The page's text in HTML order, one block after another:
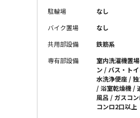
駐輪場
なし
バイク置場
なし
共用部設備
鉄筋系
専有部設備
室内洗濯機置
ン / バス・ト
水洗浄便座 /
/ 浴室乾燥機 /
風呂 / ガスコ
コンロ2口以上